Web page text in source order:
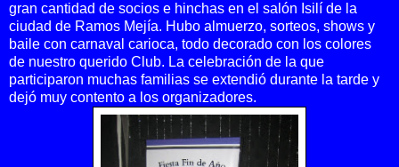
gran cantidad de socios e hinchas en el salón Isilí de la
ciudad de Ramos Mejía. Hubo almuerzo, sorteos, shows y
baile con carnaval carioca, todo decorado con los colores
de nuestro querido Club. La celebración de la que
participaron muchas familias se extendió durante la tarde y
dejó muy contento a los organizadores.